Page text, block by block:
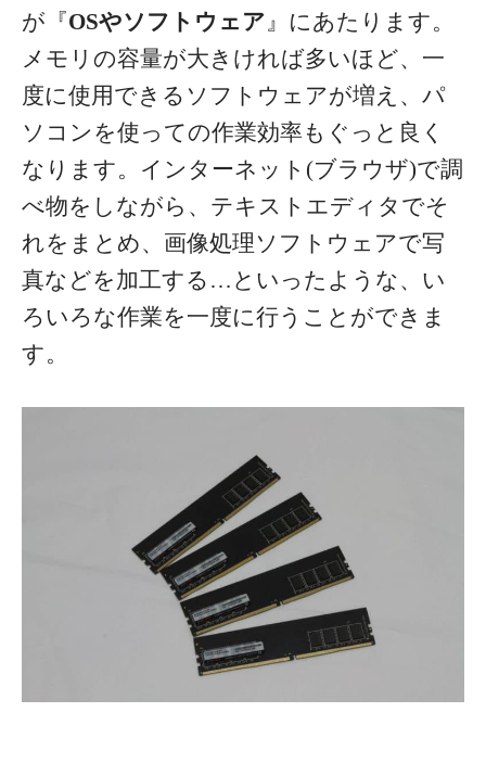
が『OSやソフトウェア』にあたります。
メモリの容量が大きければ多いほど、一
度に使用できるソフトウェアが増え、パ
ソコンを使っての作業効率もぐっと良く
なります。インターネット(ブラウザ)で調
べ物をしながら、テキストエディタでそ
れをまとめ、画像処理ソフトウェアで写
真などを加工する…といったような、い
ろいろな作業を一度に行うことができま
す。